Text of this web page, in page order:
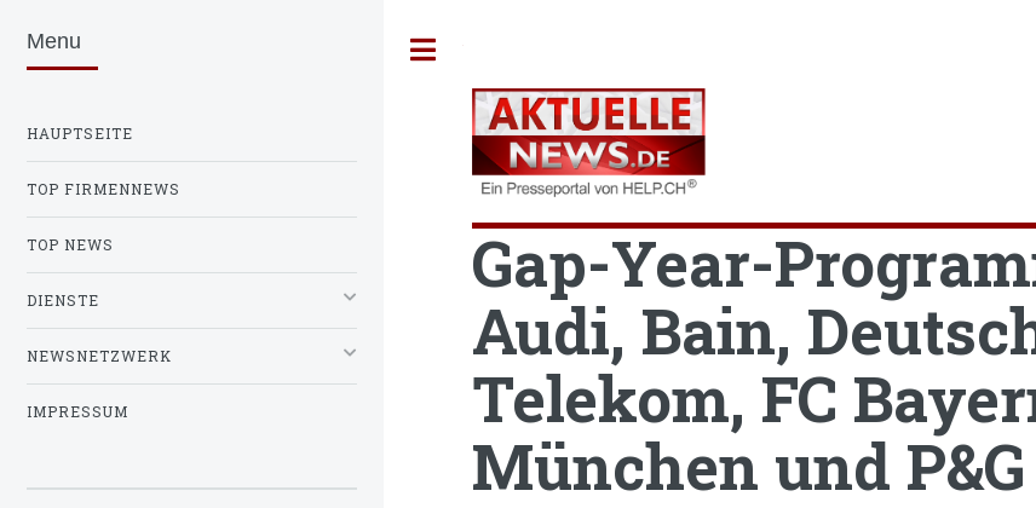
Gap-Year-
Audi, Bain,
Telekom, FC
München und P&G
Menu
HAUPTSEITE
TOP FIRMENNEWS
TOP NEWS
DIENSTE
NEWSNETZWERK
IMPRESSUM
Toggle